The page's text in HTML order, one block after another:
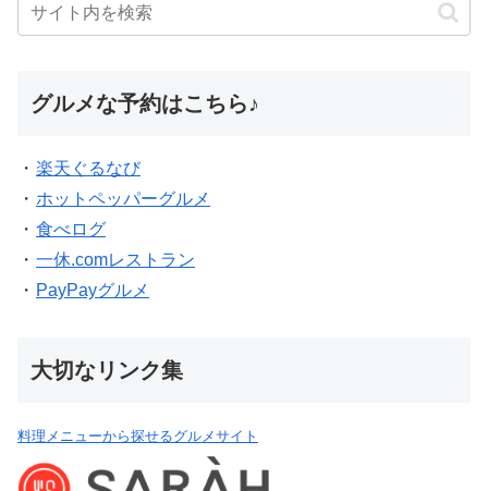
グルメな予約はこちら♪
・ 楽天ぐるなび
・ ホットペッパーグルメ
・ 食べログ
・ 一休.comレストラン
・ PayPayグルメ
大切なリンク集
料理メニューから探せるグルメサイト